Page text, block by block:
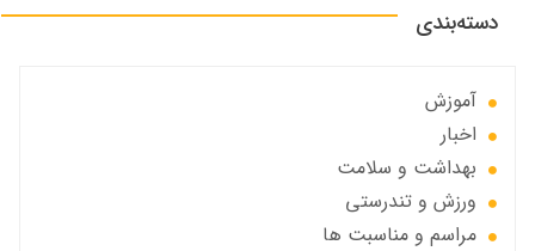
دسته‌بندی
آموزش
اخبار
بهداشت و سلامت
ورزش و تندرستی
مراسم و مناسبت ها